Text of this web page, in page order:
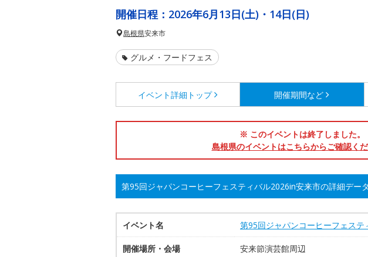
開催日程： 2026年6月13日(土)・14日(日)
島根県安来市
グルメ・フードフェス
イベント詳細 トップ 開催期間など
※ このイベントは終了しました。
島根県のイベントはこちらからご確認くだ
第95回ジャパンコーヒーフェスティバル2026in安来市の詳細データ
イベント名 第95回ジャパンコーヒーフェス
開催場所・会場 安来節演芸館周辺